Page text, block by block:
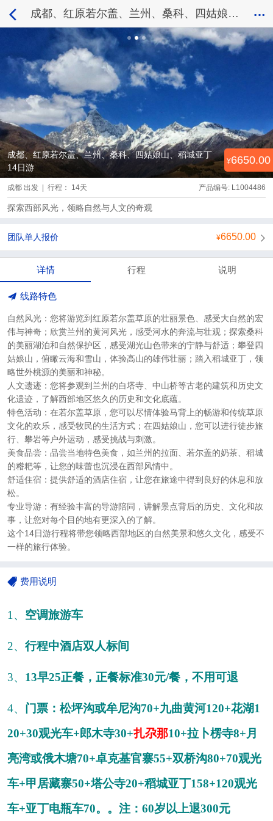
成都、红原若尔盖、兰州、桑科、四姑娘山、稻城亚丁14日游
成都、红原若尔盖、兰州、桑科、四姑娘山、稻城亚丁
14日游
6650.00
产品编号: L1004486
成都 出发 | 行程： 14天
探索西部风光，领略自然与人文的奇观
6650.00
团队单人报价
详情 行程 说明
线路特色
自然风光：您将游览到红原若尔盖草原的壮丽景色、感受大自然的宏
伟与神奇；欣赏兰州的黄河风光，感受河水的奔流与壮观；探索桑科
的美丽湖泊和自然保护区，感受湖光山色带来的宁静与舒适；攀登四
姑娘山，俯瞰云海和雪山，体验高山的雄伟壮丽；踏入稻城亚丁，领
略世外桃源的美丽和神秘。
人文遗迹：您将参观到兰州的白塔寺、中山桥等古老的建筑和历史文
化遗迹，了解西部地区悠久的历史和文化底蕴。
特色活动：在若尔盖草原，您可以尽情体验马背上的畅游和传统草原
文化的欢乐，感受牧民的生活方式；在四姑娘山，您可以进行徒步旅
行、攀岩等户外运动，感受挑战与刺激。
美食品尝：品尝当地特色美食，如兰州的拉面、若尔盖的奶茶、稻城
的糌粑等，让您的味蕾也沉浸在西部风情中。
舒适住宿：提供舒适的酒店住宿，让您在旅途中得到良好的休息和放
松。
专业导游：有经验丰富的导游陪同，讲解景点背后的历史、文化和故
事，让您对每个目的地有更深入的了解。
这个14日游行程将带您领略西部地区的自然美景和悠久文化，感受不
一样的旅行体验。
费用说明
1、 空调旅游车
2、 行程中酒店双人标间
3、 13早25正餐，正餐标准30元/餐，不用可退
4、 门票：松坪沟或牟尼沟70+九曲黄河120+花湖1
20+30观光车+郎木寺30+扎尕那10+拉卜楞寺8+月
亮湾或俄木塘70+卓克基官寨55+双桥沟80+70观光
车+甲居藏寨50+塔公寺20+稻城亚丁158+120观光
车+亚丁电瓶车70。。注：60岁以上退300元